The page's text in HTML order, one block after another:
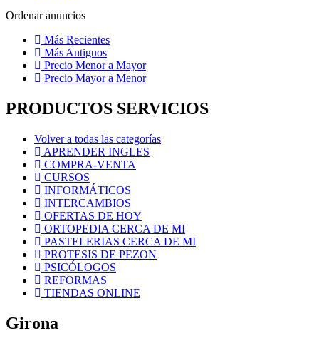
Ordenar anuncios
Más Recientes
Más Antiguos
Precio Menor a Mayor
Precio Mayor a Menor
PRODUCTOS SERVICIOS
Volver a todas las categorías
APRENDER INGLES
COMPRA-VENTA
CURSOS
INFORMÁTICOS
INTERCAMBIOS
OFERTAS DE HOY
ORTOPEDIA CERCA DE MI
PASTELERIAS CERCA DE MI
PROTESIS DE PEZON
PSICÓLOGOS
REFORMAS
TIENDAS ONLINE
Girona